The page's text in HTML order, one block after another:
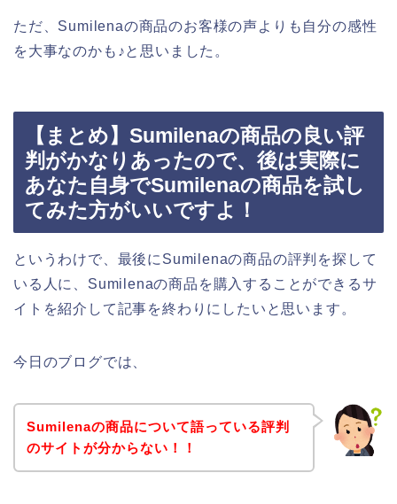
ただ、Sumilenaの商品のお客様の声よりも自分の感性
を大事なのかも♪と思いました。
【まとめ】Sumilenaの商品の良い評
判がかなりあったので、後は実際に
あなた自身でSumilenaの商品を試し
てみた方がいいですよ！
というわけで、最後にSumilenaの商品の評判を探して
いる人に、Sumilenaの商品を購入することができるサ
イトを紹介して記事を終わりにしたいと思います。
今日のブログでは、
Sumilenaの商品について語っている評判
のサイトが分からない！！